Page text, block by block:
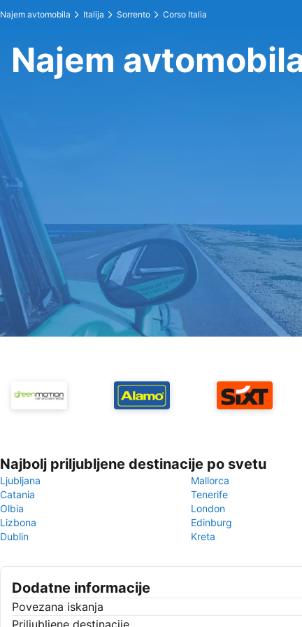
Najem avtomobila Italija Sorrento Corso Italia
Najem
Najbolj priljubljene destinacije po svetu
Ljubljana
Mallorca
Catania
Tenerife
Olbia
London
Lizbona
Edinburg
Dublin
Kreta
Dodatne informacije
Povezana iskanja
Priljubljene destinacije